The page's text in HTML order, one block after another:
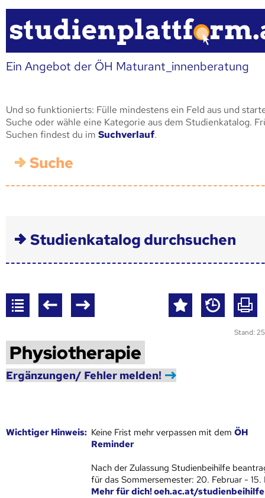
Ein Angebot der ÖH Maturant_innenberatung
Und so funktionierts: Fülle mindestens ein Feld aus und
Suche oder wähle eine Kategorie aus dem Studienkatalog.
Suchen findest du im Suchverlauf.
Suche
Studienkatalog durchsuchen
Stand:
Physiotherapie
Ergänzungen/ Fehler melden!
Wich­ti­ger Hin­weis: Keine Frist mehr verpassen mit demÖH
Reminder
Nach der Zulassung Studienbeihilfe
für das Sommersemester: 20. Februar - 15.
Mehr für dich! oeh.ac.at/studienbeihilfe